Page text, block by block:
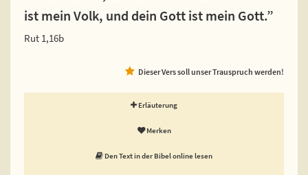
ist mein Volk, und dein Gott ist mein Gott.”
Rut 1,16b
Dieser Vers soll unser Trauspruch werden!
Erläuterung
Merken
Den Text in der Bibel online lesen